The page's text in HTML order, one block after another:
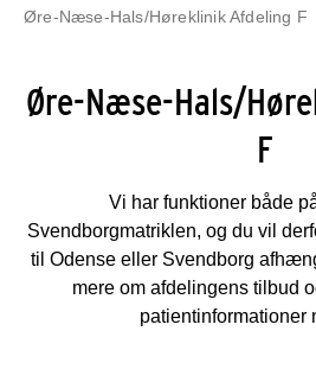
Øre-Næse-Hals/Høreklinik Afdeling F
Øre-Næse-Hals/
F
Vi har funktioner både
Svendborgmatriklen, og du vil
til Odense eller Svendborg
mere om afdelingens tilbud
patientinformationer